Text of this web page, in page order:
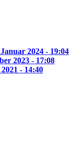
2024 - 19:04
2023 - 17:08
- 14:40